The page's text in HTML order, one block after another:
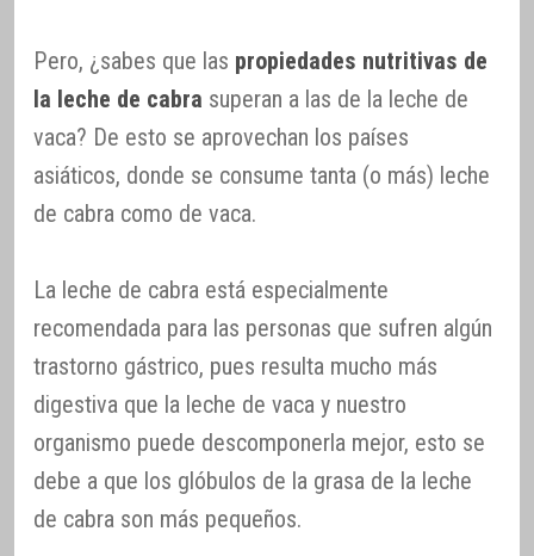
Pero, ¿sabes que las propiedades nutritivas de
la leche de cabra superan a las de la leche de
vaca? De esto se aprovechan los países
asiáticos, donde se consume tanta (o más) leche
de cabra como de vaca.
La leche de cabra está especialmente
recomendada para las personas que sufren algún
trastorno gástrico, pues resulta mucho más
digestiva que la leche de vaca y nuestro
organismo puede descomponerla mejor, esto se
debe a que los glóbulos de la grasa de la leche
de cabra son más pequeños.